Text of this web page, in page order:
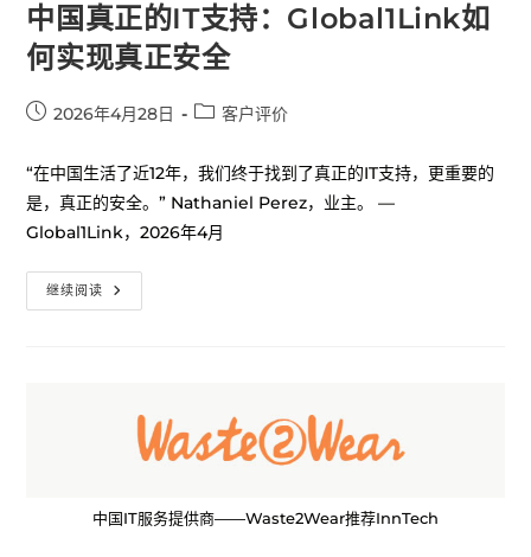
中国真正的IT支持：Global1Link如
何实现真正安全
2026年4月28日 客户评价
“在中国生活了近12年，我们终于找到了真正的IT支持，更重要的
是，真正的安全。” Nathaniel Perez，业主。 —
Global1Link，2026年4月
继续阅读
中国IT服务提供商——Waste2Wear推荐InnTech